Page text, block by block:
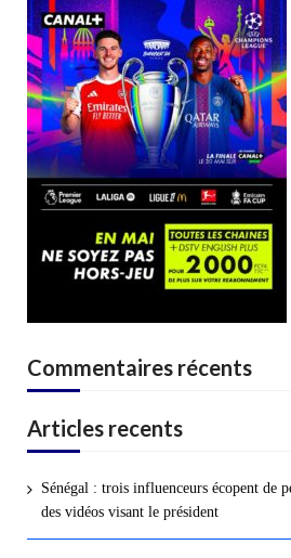
Commentaires récents
Articles recents
Sénégal : trois influenceurs écopent de
des vidéos visant le président